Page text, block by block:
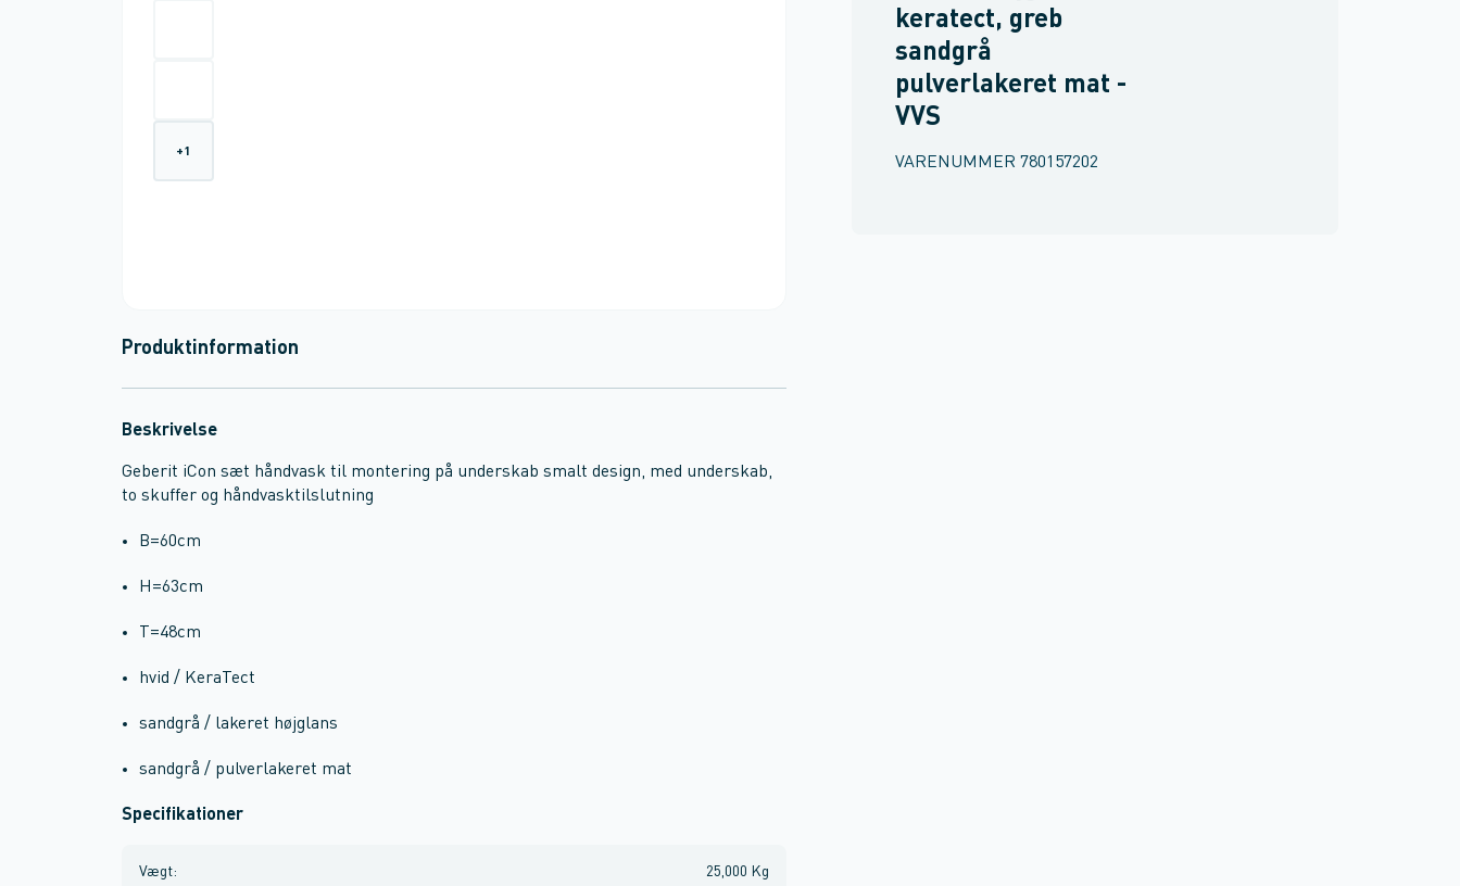
keratect, greb
sandgrå
pulverlakeret mat -
VVS
VARENUMMER 780157202
+1
Produktinformation
Beskrivelse
Geberit iCon sæt håndvask til montering på underskab smalt design, med underskab,
to skuffer og håndvasktilslutning
B=60cm
H=63cm
T=48cm
hvid / KeraTect
sandgrå / lakeret højglans
sandgrå / pulverlakeret mat
Specifikationer
Vægt: 25,000 Kg